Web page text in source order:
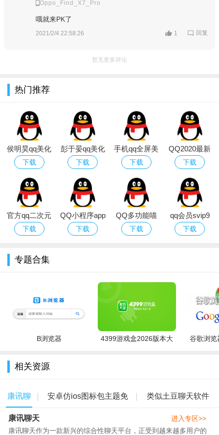
Oppo_Find_X7_Pro
哦就来PK了
2021/2/4 22:58:26 1 回复
暂无更多评论
热门推荐
侯明昊qq美化
包软件
下载
彭于晏qq美化
包软件
下载
手机qq全屏美
化包最新版
下载
QQ2020最新
版本
下载
官方qq二次元
美化包
下载
QQ小程序app
下载
QQ多功能喵
喵美化包
下载
qq会员svip9
内测体验版
下载
专题合集
B浏览器
4399游戏盒2026版本大
谷歌浏览
相关资源
康讯聊
天
安卓仿ios图标包主题免 类似土豆聊天软件
的app
康讯聊天
康讯聊天作为一款新兴的综合性聊天平台，正受到越来越多用户的
进入专区>>